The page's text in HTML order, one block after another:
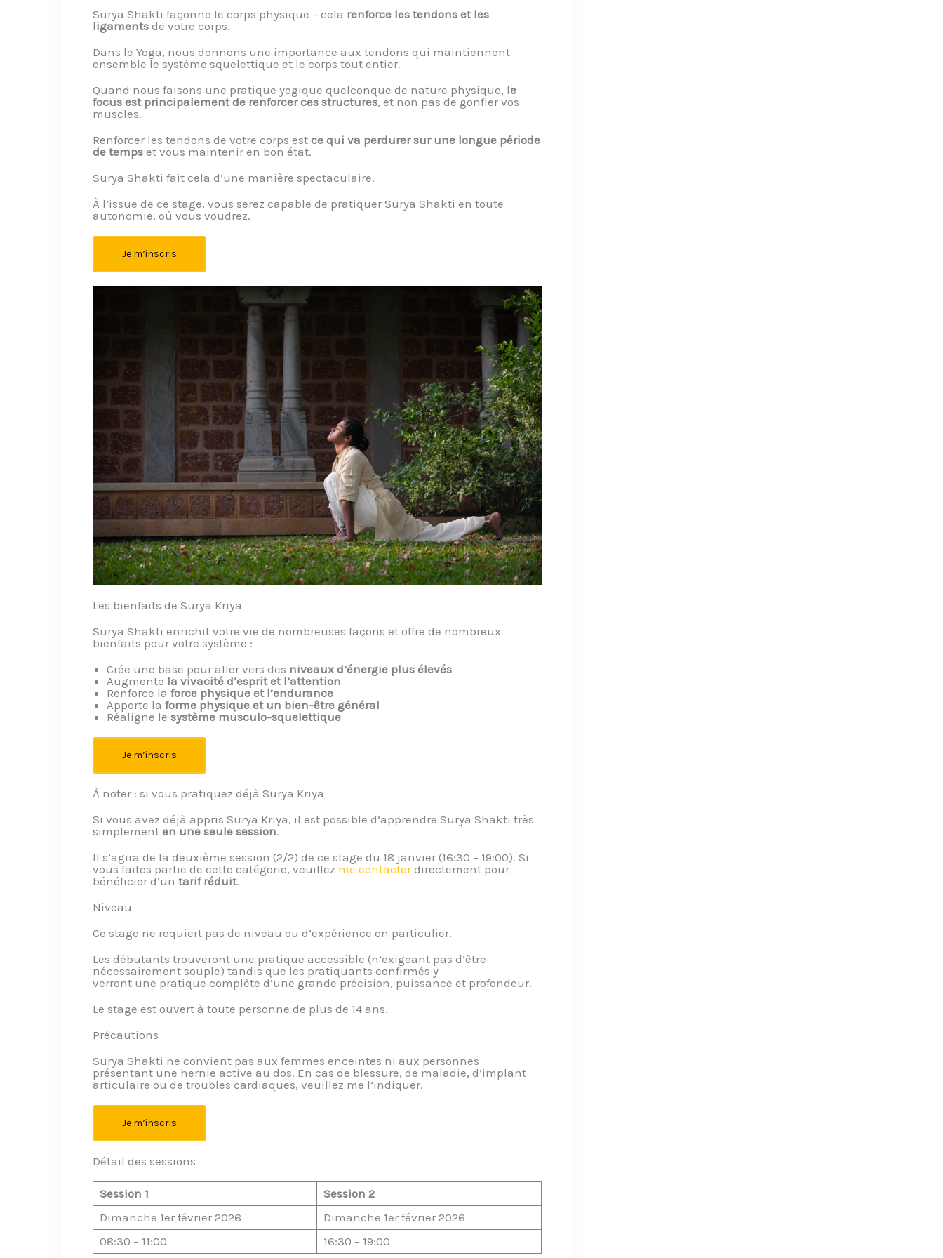
Surya Shakti façonne le corps physique – cela renforce les tendons et les
ligaments de votre corps.
Dans le Yoga, nous donnons une importance aux tendons qui maintiennent
ensemble le système squelettique et le corps tout entier.
Quand nous faisons une pratique yogique quelconque de nature physique, le
focus est principalement de renforcer ces structures, et non pas de gonfler vos
muscles.
Renforcer les tendons de votre corps est ce qui va perdurer sur une longue période
de temps et vous maintenir en bon état.
Surya Shakti fait cela d’une manière spectaculaire.
À l’issue de ce stage, vous serez capable de pratiquer Surya Shakti en toute
autonomie, où vous voudrez.
Je m’inscris
Les bienfaits de Surya Kriya
Surya Shakti enrichit votre vie de nombreuses façons et offre de nombreux
bienfaits pour votre système :
Crée une base pour aller vers des niveaux d’énergie plus élevés
Augmente la vivacité d’esprit et l’attention
Renforce la force physique et l’endurance
Apporte la forme physique et un bien-être général
Réaligne le système musculo-squelettique
Je m’inscris
À noter : si vous pratiquez déjà Surya Kriya
Si vous avez déjà appris Surya Kriya, il est possible d’apprendre Surya Shakti très
simplement en une seule session.
Il s’agira de la deuxième session (2/2) de ce stage du 18 janvier (16:30 – 19:00). Si
vous faites partie de cette catégorie, veuillez me contacterdirectement pour
bénéficier d’un tarif réduit.
Niveau
Ce stage ne requiert pas de niveau ou d’expérience en particulier.
Les débutants trouveront une pratique accessible (n’exigeant pas d’être
nécessairement souple) tandis que les pratiquants confirmés y
verront une pratique complète d’une grande précision, puissance et profondeur.
Le stage est ouvert à toute personne de plus de 14 ans.
Précautions
Surya Shakti ne convient pas aux femmes enceintes ni aux personnes
présentant une hernie active au dos. En cas de blessure, de maladie, d’implant
articulaire ou de troubles cardiaques, veuillez me l’indiquer.
Je m’inscris
Détail des sessions
Session 1
Session 2
Dimanche 1er février 2026
Dimanche 1er février 2026
08:30 – 11:00
16:30 – 19:00